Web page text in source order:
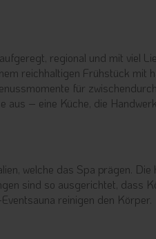
regional und mit viel
reichhaltigen Frühstück mit
für
aus – eine Küche, die
welche das Spa prägen.
sind so ausgerichtet, dass
reinigen den Körper.